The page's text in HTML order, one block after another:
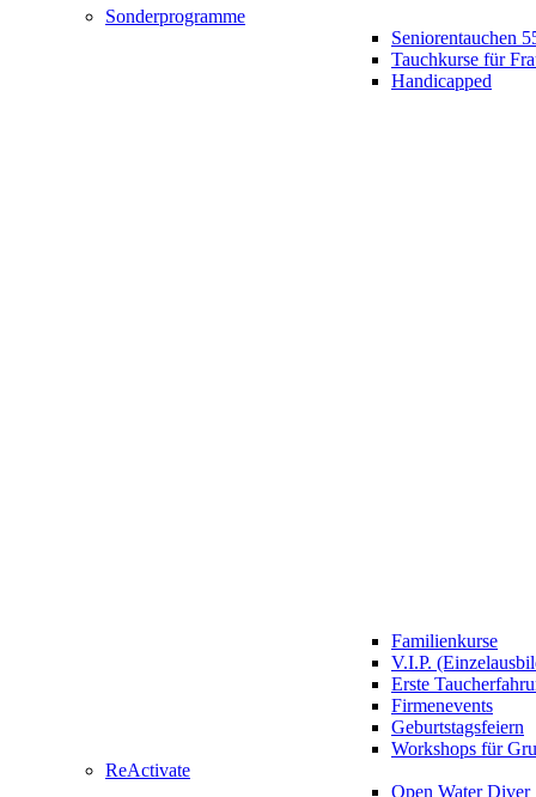
Sonderprogramme
Seniorentauchen
Tauchkurse für
Handicapped
Familienkurse
V.I.P.
Erste
Firmenevents
Geburtstagsfeiern
Workshops für
ReActivate
Open Water Diver